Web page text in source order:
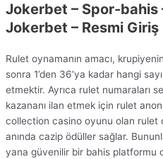
Jokerbet – Spor-bahis
Jokerbet – Resmi Giriş
Rulet oynamanın amacı,
sonra 1’den 36’ya kadar hangi
etmektir. Ayrıca rulet numaraları
kazananı ilan etmek için rulet
collection casino oyunu olan rulet
anında cazip ödüller sağlar.
yana güvenilir bir bahis platformu